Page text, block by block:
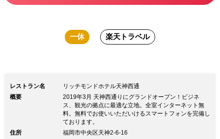
一休 楽天トラベル
レストラン名
リッチモンドホテル天神西通
概要
2019年3月 天神西通りにグランドオープン！ビジネ
ス、観光の拠点に最適な立地。全室インターネット無
料。無料でお使いいただいけるスマートフォンを完備し
ております。
住所
福岡市中央区天神2-6-16